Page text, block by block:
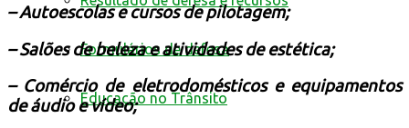
Formulários de defesa
Educação no Trânsito
– Autoescolas e cursos de pilotagem;
– Salões de beleza e atividades de estética;
– Comércio de eletrodomésticos e equipamentos
de áudio e vídeo;